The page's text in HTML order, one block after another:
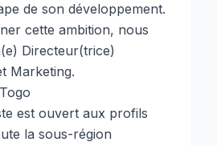
de son développement.
cette ambition, nous
Directeur(trice)
Marketing.
Togo
est ouvert aux profils
la sous-région